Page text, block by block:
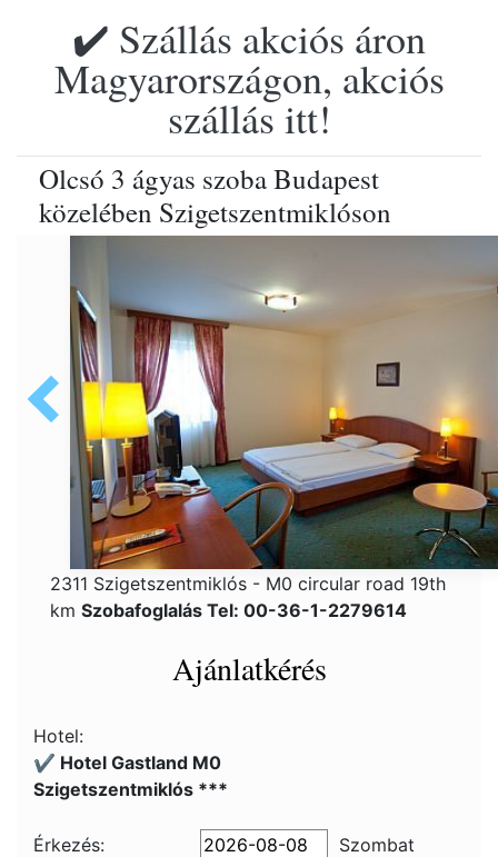
✔️ Szállás akciós áron
Magyarországon, akciós
szállás itt!
Olcsó 3 ágyas szoba Budapest
közelében Szigetszentmiklóson
2311 Szigetszentmiklós - M0 circular road 19th
km Szobafoglalás Tel: 00-36-1-2279614
Ajánlatkérés
Hotel:
✔️ Hotel Gastland M0
Szigetszentmiklós ***
Érkezés: Szombat